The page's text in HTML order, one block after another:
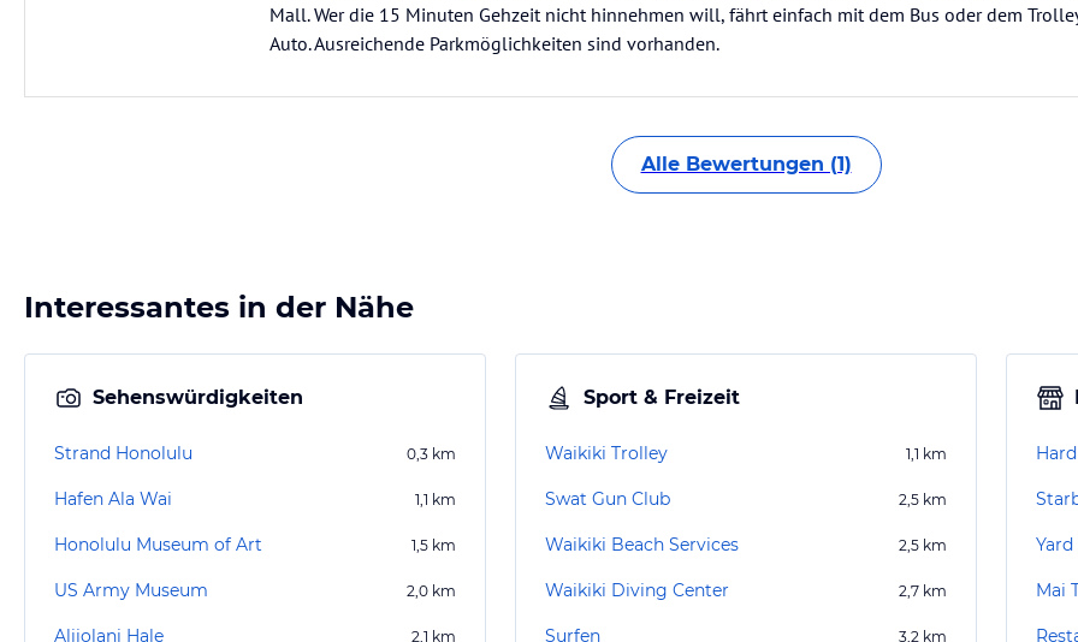
Mall. Wer die 15 Minuten Gehzeit nicht hinnehmen will, fährt einfach mit dem Bus oder dem
Auto. Ausreichende Parkmöglichkeiten sind vorhanden.
Alle Bewertungen (1)
Interessantes in der Nähe
Sehenswürdigkeiten
Strand Honolulu 0,3 km
Hafen Ala Wai 1,1 km
Honolulu Museum of Art 1,5 km
US Army Museum 2,0 km
Aliiolani Hale 2,1 km
Sport & Freizeit
Waikiki Trolley 1,1 km
Swat Gun Club 2,5 km
Waikiki Beach Services 2,5 km
Waikiki Diving Center 2,7 km
Surfen 3,2 km
Mai